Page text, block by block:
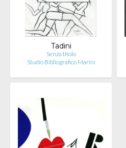
Tadini
Senza titolo
Studio Bibliografico Marini